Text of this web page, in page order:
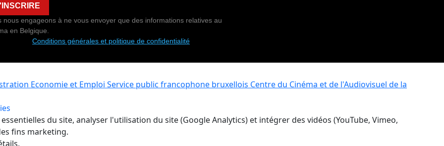
nous engageons à ne vous envoyer que des informations relatives au
en Belgique.
Conditions générales et politique de confidentialité
Economie et Emploi Service public francophone bruxellois Centre du Cinéma et de l'Audiovisuel de la
du site, analyser l'utilisation du site (Google Analytics) et intégrer des vidéos (YouTube, Vimeo,
fins marketing.